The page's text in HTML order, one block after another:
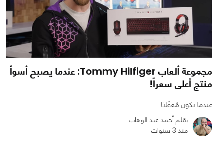
مجموعة ألعاب Tommy Hilfiger: عندما يصبح أسوأ
منتج أعلى سعراً!
عندما تكون مُغفّلاً!
بقلم أحمد عبد الوهاب
منذ 3 سنوات